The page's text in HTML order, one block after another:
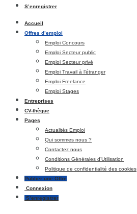
S’enregistrer
Accueil
Offres d’emploi
Emploi Concours
Emploi Secteur public
Emploi Secteur privé
Emploi Travail à l’étranger
Emploi Freelance
Emploi Stages
Entreprises
CV-thèque
Pages
Actualités Emploi
Qui sommes nous ?
Contactez nous
Conditions Générales d’Utilisation
Politique de confidentialité des cookies
Publier une Offre
Connexion
S’enregistrer